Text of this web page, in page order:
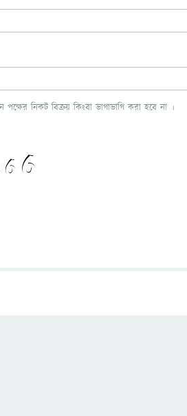
নিকট বিক্রয় কিংবা ভাগাভাগি করা হবে না ।